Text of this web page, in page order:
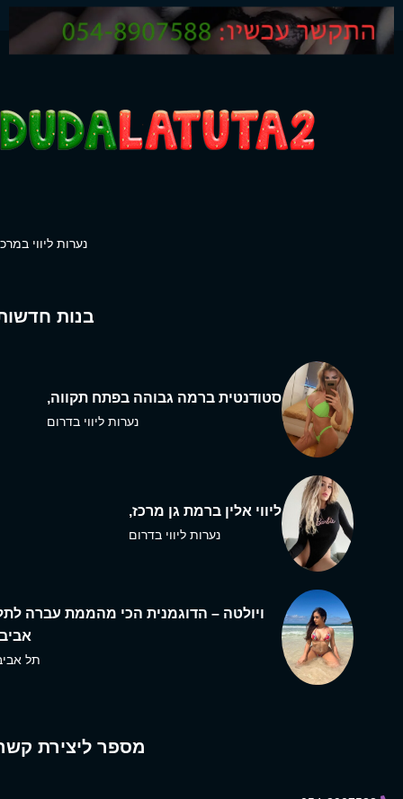
נערות ליווי
בנות
סטודנטית ברמה גבוהה בפתח תקווה,
נערות ליווי בדרום
ליווי אלין ברמת גן מרכז,
נערות ליווי בדרום
ויולטה – הדוגמנית הכי מהממת עברה
תל
מספר ליצירת